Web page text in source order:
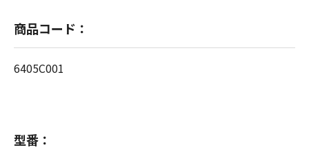
商品コード：
6405C001
型番：